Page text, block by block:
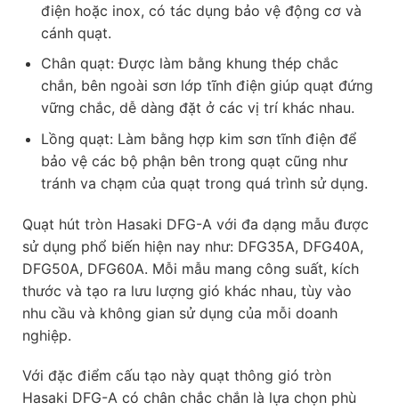
điện hoặc inox, có tác dụng bảo vệ động cơ và
cánh quạt.
Chân quạt: Được làm bằng khung thép chắc
chắn, bên ngoài sơn lớp tĩnh điện giúp quạt đứng
vững chắc, dễ dàng đặt ở các vị trí khác nhau.
Lồng quạt: Làm bằng hợp kim sơn tĩnh điện để
bảo vệ các bộ phận bên trong quạt cũng như
tránh va chạm của quạt trong quá trình sử dụng.
Quạt hút tròn Hasaki DFG-A với đa dạng mẫu được
sử dụng phổ biến hiện nay như: DFG35A, DFG40A,
DFG50A, DFG60A. Mỗi mẫu mang công suất, kích
thước và tạo ra lưu lượng gió khác nhau, tùy vào
nhu cầu và không gian sử dụng của mỗi doanh
nghiệp.
Với đặc điểm cấu tạo này quạt thông gió tròn
Hasaki DFG-A có chân chắc chắn là lựa chọn phù